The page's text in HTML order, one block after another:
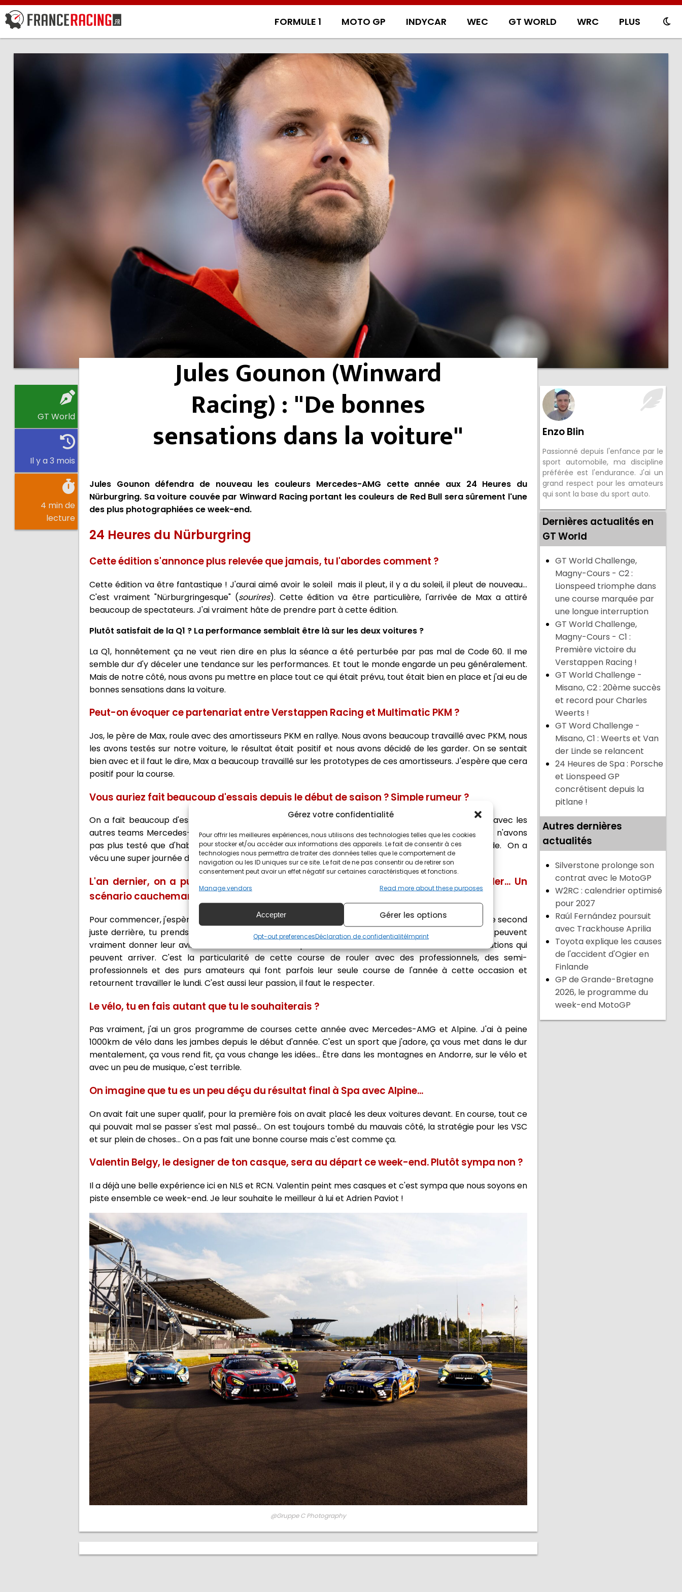
Gérez votre confidentialité
Pour offrir les meilleures expériences, nous utilisons des technologies telles que les cookies
pour stocker et/ou accéder aux informations des appareils. Le fait de consentir à ces
technologies nous permettra de traiter des données telles que le comportement de
navigation ou les ID uniques sur ce site. Le fait de ne pas consentir ou de retirer son
consentement peut avoir un effet négatif sur certaines caractéristiques et fonctions.
Manage vendors
Read more about these purposes
Accepter Gérer les options
Opt-out preferencesDéclaration de confidentialitéImprint
FORMULE 1 MOTO GP INDYCAR WEC GT WORLD WRC PLUS
GT World
Il y a 3 mois
4 min de
lecture
Jules Gounon (Winward
Racing) : "De bonnes
sensations dans la voiture"
Jules Gounon défendra de nouveau les couleurs Mercedes-AMG cette année aux 24 Heures du
Nürburgring. Sa voiture couvée par Winward Racing portant les couleurs de Red Bull sera sûrement l'une
des plus photographiées ce week-end.
24 Heures du Nürburgring
Cette édition s'annonce plus relevée que jamais, tu l'abordes comment ?
Cette édition va être fantastique ! J'aurai aimé avoir le soleil mais il pleut, il y a du soleil, il pleut de nouveau...
C'est vraiment "Nürburgringesque" (sourires). Cette édition va être particulière, l'arrivée de Max a attiré
beaucoup de spectateurs. J'ai vraiment hâte de prendre part à cette édition.
Plutôt satisfait de la Q1 ? La performance semblait être là sur les deux voitures ?
La Q1, honnêtement ça ne veut rien dire en plus la séance a été perturbée par pas mal de Code 60. Il me
semble dur d'y déceler une tendance sur les performances. Et tout le monde engarde un peu généralement.
Mais de notre côté, nous avons pu mettre en place tout ce qui était prévu, tout était bien en place et j'ai eu de
bonnes sensations dans la voiture.
Peut-on évoquer ce partenariat entre Verstappen Racing et Multimatic PKM ?
Jos, le père de Max, roule avec des amortisseurs PKM en rallye. Nous avons beaucoup travaillé avec PKM, nous
les avons testés sur notre voiture, le résultat était positif et nous avons décidé de les garder. On se sentait
bien avec et il faut le dire, Max a beaucoup travaillé sur les prototypes de ces amortisseurs. J'espère que cera
positif pour la course.
Vous auriez fait beaucoup d'essais depuis le début de saison ? Simple rumeur ?
On a fait beaucoup d'essais pour le GT World Challenge Europe dans le but de rivaliser d'emblée avec les
autres teams Mercedes-AMG présents depuis des années. Pour les 24 Heures du Nürburgring, nous n'avons
pas plus testé que d'habitude. Trois journées d'essais, très productives mais pas plus que d'habitude. On a
vécu une super journée d'essai début Mars où nous avons eu une météo fantastique.
L'an dernier, on a pu voir qu'une course pouvait totalement déraper pour le leader... Un
scénario cauchemar que tu redoutes ?
Pour commencer, j'espère que ça ne va pas m'arriver... C'est difficile, tu te bats pour la victoire avec le second
juste derrière, tu prends une décision en une milliseconde. C'est le sport automobile, les seuls qui peuvent
vraiment donner leur avis à la fin ce sont les deux qui étaient dans leurs voitures. Ce sont des situations qui
peuvent arriver. C'est la particularité de cette course de rouler avec des professionnels, des semi-
professionnels et des purs amateurs qui font parfois leur seule course de l'année à cette occasion et
retournent travailler le lundi. C'est aussi leur passion, il faut le respecter.
Le vélo, tu en fais autant que tu le souhaiterais ?
Pas vraiment, j'ai un gros programme de courses cette année avec Mercedes-AMG et Alpine. J'ai à peine
1000km de vélo dans les jambes depuis le début d'année. C'est un sport que j'adore, ça vous met dans le dur
mentalement, ça vous rend fit, ça vous change les idées... Être dans les montagnes en Andorre, sur le vélo et
avec un peu de musique, c'est terrible.
On imagine que tu es un peu déçu du résultat final à Spa avec Alpine...
On avait fait une super qualif, pour la première fois on avait placé les deux voitures devant. En course, tout ce
qui pouvait mal se passer s'est mal passé... On est toujours tombé du mauvais côté, la stratégie pour les VSC
et sur plein de choses... On a pas fait une bonne course mais c'est comme ça.
Valentin Belgy, le designer de ton casque, sera au départ ce week-end. Plutôt sympa non ?
Il a déjà une belle expérience ici en NLS et RCN. Valentin peint mes casques et c'est sympa que nous soyons en
piste ensemble ce week-end. Je leur souhaite le meilleur à lui et Adrien Paviot !
@Gruppe C Photography
Enzo Blin
Passionné depuis l'enfance par le
sport automobile, ma discipline
préférée est l'endurance. J'ai un
grand respect pour les amateurs
qui sont la base du sport auto.
Dernières actualités en
GT World
GT World Challenge,
Magny-Cours - C2 :
Lionspeed triomphe dans
une course marquée par
une longue interruption
GT World Challenge,
Magny-Cours - C1 :
Première victoire du
Verstappen Racing !
GT World Challenge -
Misano, C2 : 20ème succès
et record pour Charles
Weerts !
GT Word Challenge -
Misano, C1 : Weerts et Van
der Linde se relancent
24 Heures de Spa : Porsche
et Lionspeed GP
concrétisent depuis la
pitlane !
Autres dernières
actualités
Silverstone prolonge son
contrat avec le MotoGP
W2RC : calendrier optimisé
pour 2027
Raúl Fernández poursuit
avec Trackhouse Aprilia
Toyota explique les causes
de l'accident d'Ogier en
Finlande
GP de Grande-Bretagne
2026, le programme du
week-end MotoGP